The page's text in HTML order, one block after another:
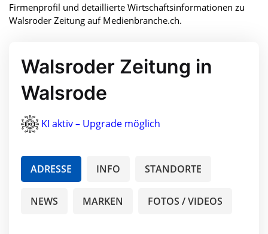
Firmenprofil und detaillierte Wirtschaftsinformationen zu
Walsroder Zeitung auf Medienbranche.ch.
Walsroder Zeitung in
Walsrode
KI aktiv – Upgrade möglich
ADRESSE INFO STANDORTE
NEWS MARKEN FOTOS / VIDEOS